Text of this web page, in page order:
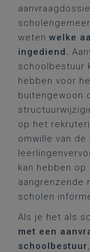
weten welke
ingediend.
schoolbestuur
hebben voor
buitengewoon
op het
omwille van
kan hebben op
aangrenzende
scholen
Als je het als
met een
schoolbestuur